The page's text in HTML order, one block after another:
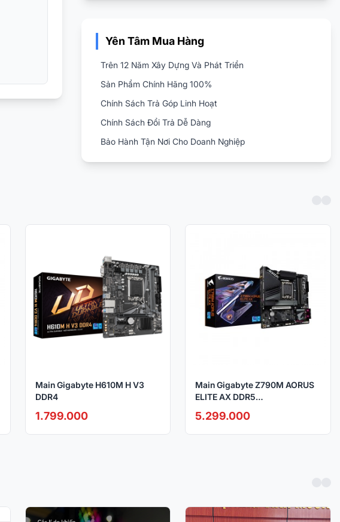
Yên Tâm Mua Hàng
Trên 12 Năm Xây Dựng Và Phát Triển
Sản Phẩm Chính Hãng 100%
Chính Sách Trả Góp Linh Hoạt
Chính Sách Đổi Trả Dễ Dàng
Bảo Hành Tận Nơi Cho Doanh Nghiệp
Main Gigabyte H610M H V3
DDR4
1.799.000
Main Gigabyte Z790M AORUS
ELITE AX DDR5
5.299.000